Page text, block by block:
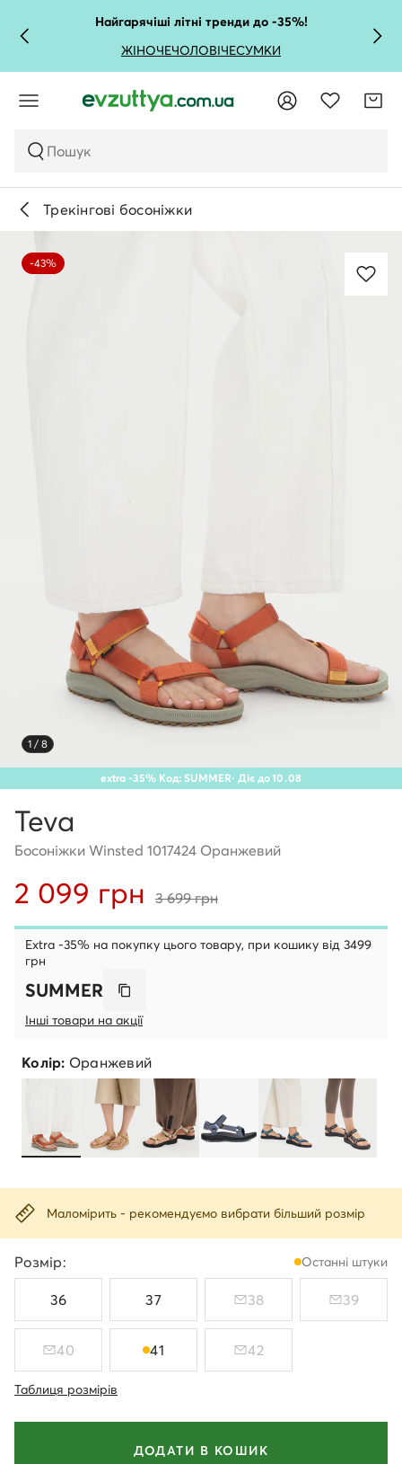
Найгарячіші літні тренди до -35%!
ЖІНОЧЕЧОЛОВІЧЕСУМКИ
Пошук
Трекінгові босоніжки
1 / 8
-43%
extra -35% Код: SUMMER· Діє до10.08
Teva
Босоніжки Winsted 1017424 Оранжевий
2 099 грн 3 699 грн
Extra -35% на покупку цього товару, при кошику від 3499
грн
SUMMER
Інші товари на акції
Колір: Оранжевий
Маломірить - рекомендуємо вибрати більший розмір
Розмір: Останні штуки
36 37 38 39
40 41 42
Таблиця розмірів
ДОДАТИ В КОШИК